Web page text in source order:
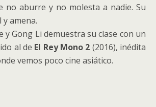
no aburre y no molesta a nadie. Su
amena.
y Gong Li demuestra su clase con un
al de El Rey Mono 2 (2016), inédita
vemos poco cine asiático.